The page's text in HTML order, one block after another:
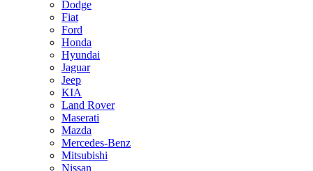
Dodge
Fiat
Ford
Honda
Hyundai
Jaguar
Jeep
KIA
Land Rover
Maserati
Mazda
Mercedes-Benz
Mitsubishi
Nissan